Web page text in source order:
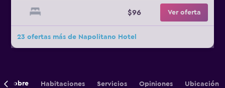
$96 Ver oferta
23 ofertas más de Napolitano Hotel
Sobre Habitaciones Servicios Opiniones Ubicación